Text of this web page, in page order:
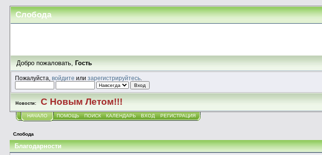
Слобода
Добро пожаловать,Гость
Пожалуйста,войдите илизарегистрируйтесь
Новости: С Новым Летом!!!
НАЧАЛО ПОМОЩЬ ПОИСК КАЛЕНДАРЬ ВХОД РЕГИСТРАЦИЯ
Слобода
Благодарности